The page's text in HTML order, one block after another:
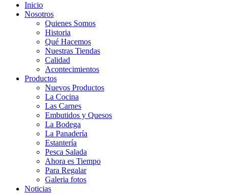
Inicio
Nosotros
Quienes Somos
Historia
Qué Hacemos
Nuestras Tiendas
Calidad
Acontecimientos
Productos
Nuevos Productos
La Cocina
Las Carnes
Embutidos y Quesos
La Bodega
La Panadería
Estantería
Pesca Salada
Ahora es Tiempo
Para Regalar
Galeria fotos
Noticias